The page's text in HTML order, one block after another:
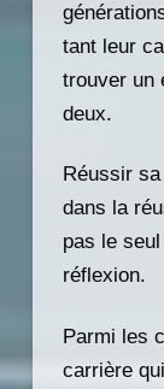
tant leur
trouver un
deux.
Réussir
dans la
pas le seul
réflexion.
Parmi les
carrière